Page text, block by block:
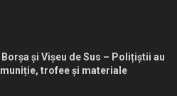
și Vișeu de Sus – Polițiștii au
trofee și materiale